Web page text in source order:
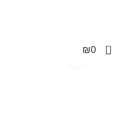
0
₪0